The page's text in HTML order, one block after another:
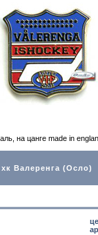
на цанге made in
Валеренга (Осло)